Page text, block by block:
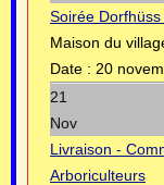
Soirée
Maison du
Date : 20
21
Nov
Livraison -
Arboriculteurs